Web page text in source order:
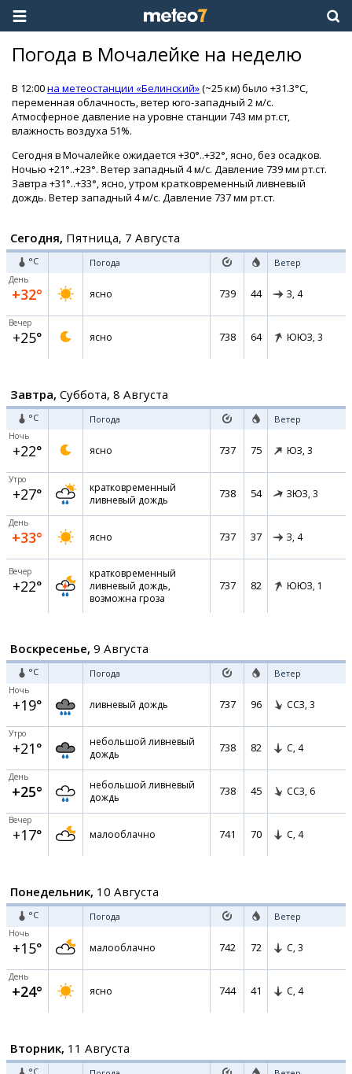
Погода в Мочалейке на неделю
В 12:00на метеостанции «Белинский»(~25 км) было +31.3°C,
переменная облачность, ветер юго-западный 2 м/с.
Атмосферное давление на уровне станции 743 мм рт.ст,
влажность воздуха 51%.
Сегодня в Мочалейке ожидается +30°..+32°, ясно, без осадков.
Ночью +21°..+23°. Ветер западный 4 м/с. Давление 739 мм рт.ст.
Завтра +31°..+33°, ясно, утром кратковременный ливневый
дождь. Ветер западный 4 м/с. Давление 737 мм рт.ст.
Сегодня, Пятница, 7 Августа
°C Погода Ветер
День
+32° ясно 739 44 З, 4
Вечер
+25° ясно 738 64 ЮЮЗ, 3
Завтра, Суббота, 8 Августа
°C Погода Ветер
Ночь
+22° ясно 737 75 ЮЗ, 3
Утро
+27°
кратковременный
ливневый дождь
738 54 ЗЮЗ, 3
День
+33° ясно 737 37 З, 4
Вечер
+22°
кратковременный
ливневый дождь,
возможна гроза
737 82 ЮЮЗ, 1
Воскресенье, 9 Августа
°C Погода Ветер
Ночь
+19° ливневый дождь 737 96 ССЗ, 3
Утро
+21°
небольшой ливневый
дождь
738 82 С, 4
День
+25°
небольшой ливневый
дождь
738 45 ССЗ, 6
Вечер
+17° малооблачно 741 70 С, 4
Понедельник, 10 Августа
°C Погода Ветер
Ночь
+15° малооблачно 742 72 С, 3
День
+24° ясно 744 41 С, 4
Вторник, 11 Августа
°C